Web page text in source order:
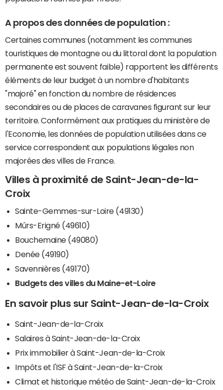
A propos des données de population :
Certaines communes (notamment les communes
touristiques de montagne ou du littoral dont la population
permanente est souvent faible) rapportent les différents
éléments de leur budget à un nombre d'habitants
"majoré" en fonction du nombre de résidences
secondaires ou de places de caravanes figurant sur leur
territoire. Conformément aux pratiques du ministère de
l'Economie, les données de population utilisées dans ce
service correspondent aux populations légales non
majorées des villes de France.
Villes à proximité de Saint-Jean-de-la-
Croix
Sainte-Gemmes-sur-Loire (49130)
Mûrs-Erigné (49610)
Bouchemaine (49080)
Denée (49190)
Savennières (49170)
Budgets des villes du Maine-et-Loire
En savoir plus sur Saint-Jean-de-la-Croix
Saint-Jean-de-la-Croix
Salaires à Saint-Jean-de-la-Croix
Prix immobilier à Saint-Jean-de-la-Croix
Impôts et l'ISF à Saint-Jean-de-la-Croix
Climat et historique météo de Saint-Jean-de-la-Croix